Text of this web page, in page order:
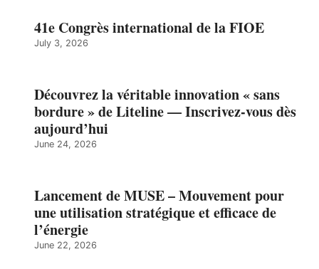
41e Congrès international de la FIOE
July 3, 2026
Découvrez la véritable innovation « sans
bordure » de Liteline — Inscrivez-vous dès
aujourd’hui
June 24, 2026
Lancement de MUSE – Mouvement pour
une utilisation stratégique et efficace de
l’énergie
June 22, 2026